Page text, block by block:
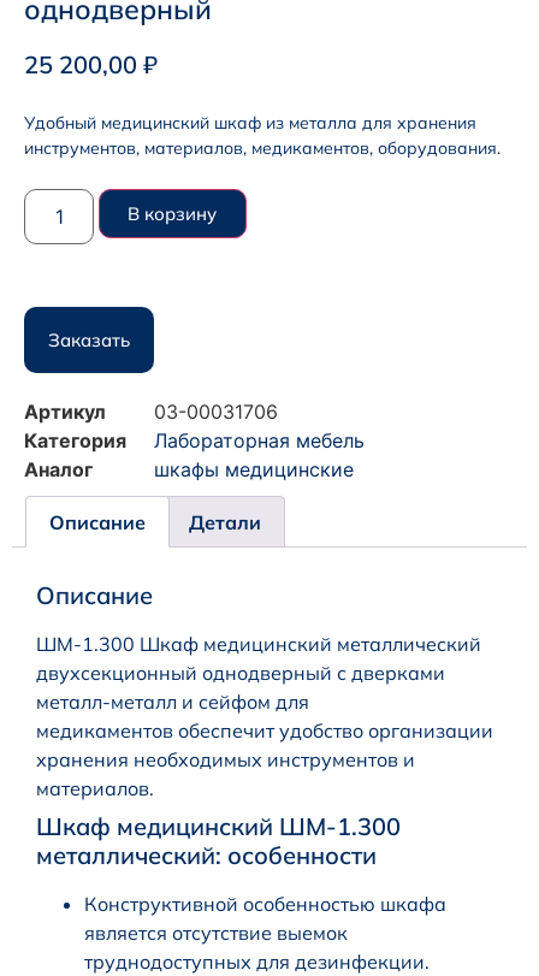
однодверный
25 200,00 ₽
Удобный медицинский шкаф из металла для хранения
инструментов, материалов, медикаментов, оборудования.
В корзину
Заказать
Артикул
03-00031706
Категория
Лабораторная мебель
Аналог
шкафы медицинские
Описание Детали
Описание
ШМ-1.300 Шкаф медицинский металлический
двухсекционный однодверный с дверками
металл-металл и сейфом для
медикаментов обеспечит удобство организации
хранения необходимых инструментов и
материалов.
Шкаф медицинский ШМ-1.300
металлический: особенности
Конструктивной особенностью шкафа
является отсутствие выемок
труднодоступных для дезинфекции.